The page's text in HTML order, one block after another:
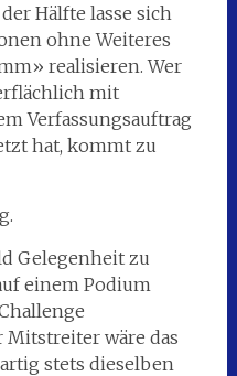
Hälfte lasse sich
ohne Weiteres
realisieren. Wer
mit
Verfassungsauftrag
hat, kommt zu
Gelegenheit zu
einem Podium
Mitstreiter wäre das
stets dieselben